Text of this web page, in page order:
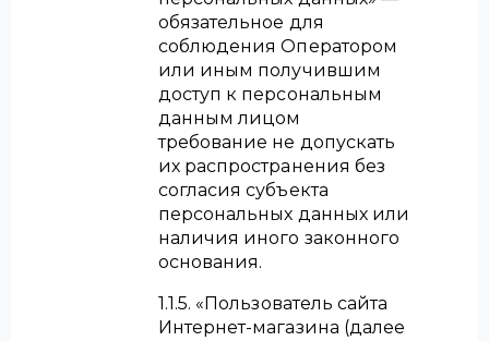
обязательное для
соблюдения Оператором
или иным получившим
доступ к персональным
данным лицом
требование не допускать
их распространения без
согласия субъекта
персональных данных или
наличия иного законного
основания.
1.1.5. «Пользователь сайта
Интернет-магазина (далее